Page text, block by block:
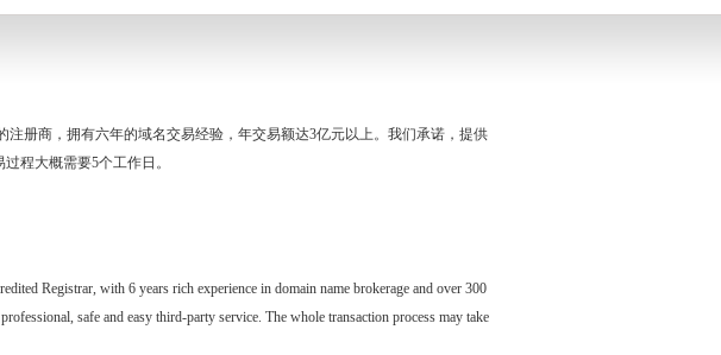
注册商，拥有六年的域名交易经验，年交易额达3亿元以上。我们承诺，提供
程大概需要5个工作日。
Registrar, with 6 years rich experience in domain name brokerage and over 300
safe and easy third-party service. The whole transaction process may take